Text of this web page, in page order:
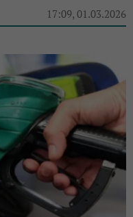
17:09, 01.03.2026